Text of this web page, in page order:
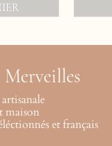
maison
et français